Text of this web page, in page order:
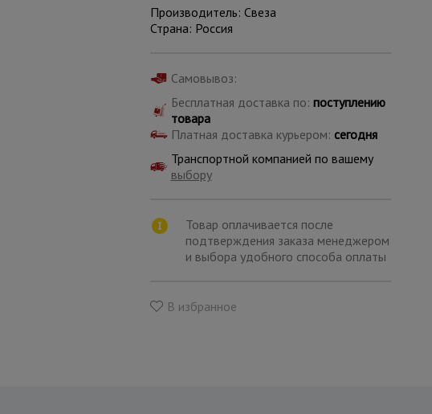
товаров
Производитель: Свеза
Страна: Россия
Самовывоз:
Бесплатная доставка по: поступлению
товара
Платная доставка курьером: сегодня
Транспортной компанией по вашему
выбору
Товар оплачивается после
подтверждения заказа менеджером
и выбора удобного способа оплаты
В избранное